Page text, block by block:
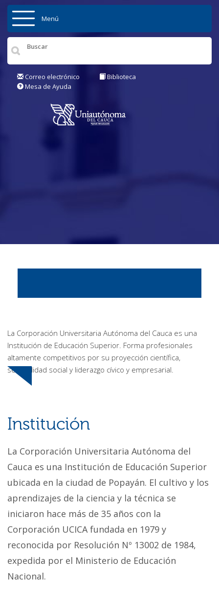
Pasar al contenido principal
Inicio
Institución
Menú
Correo electrónico
Biblioteca
Mesa de Ayuda
La Corporación Universitaria Autónoma del Cauca es una
Institución de Educación Superior. Forma profesionales
altamente competitivos por su proyección científica,
sensibilidad social y liderazgo cívico y empresarial.
Institución
La Corporación Universitaria Autónoma del
Cauca es una Institución de Educación Superior
ubicada en la ciudad de Popayán. El cultivo y los
aprendizajes de la ciencia y la técnica se
iniciaron hace más de 35 años con la
Corporación UCICA fundada en 1979 y
reconocida por Resolución Nº 13002 de 1984,
expedida por el Ministerio de Educación
Nacional.